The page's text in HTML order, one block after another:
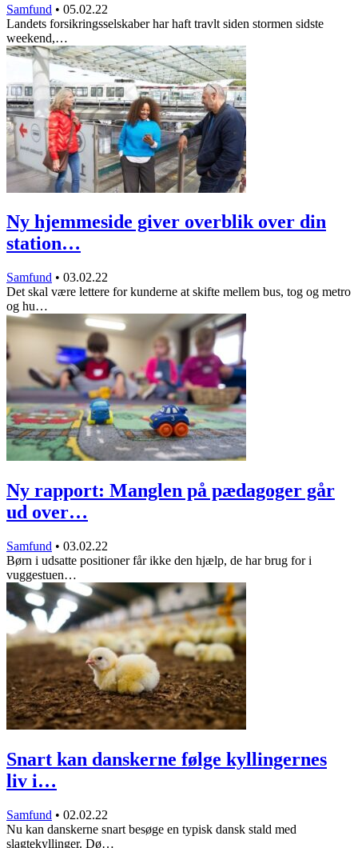
Samfund • 05.02.22
Landets forsikringsselskaber har haft travlt siden stormen sidste
weekend,…
Ny hjemmeside giver overblik over din
station…
Samfund • 03.02.22
Det skal være lettere for kunderne at skifte mellem bus, tog og metro
og hu…
Ny rapport: Manglen på pædagoger går
ud over…
Samfund • 03.02.22
Børn i udsatte positioner får ikke den hjælp, de har brug for i
vuggestuen…
Snart kan danskerne følge kyllingernes
liv i…
Samfund • 02.02.22
Nu kan danskerne snart besøge en typisk dansk stald med
slagtekyllinger. Dø…